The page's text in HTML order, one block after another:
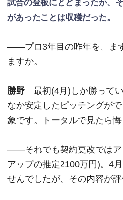
試合の登板にとどまったが、
があったことは収穫だった。
――プロ3年目の昨年を、ま
ますか。
勝野 最初(4月)しか勝って
なか安定したピッチングが
象です。トータルで見たら悔
――それでも契約更改ではア
アップの推定2100万円)。4
せんでしたが、その内容が評